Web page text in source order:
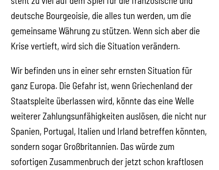
deutsche Bourgeoisie, die alles tun werden, um die
gemeinsame Währung zu stützen. Wenn sich aber die
Krise vertieft, wird sich die Situation verändern.
Wir befinden uns in einer sehr ernsten Situation für
ganz Europa. Die Gefahr ist, wenn Griechenland der
Staatspleite überlassen wird, könnte das eine Welle
weiterer Zahlungsunfähigkeiten auslösen, die nicht nur
Spanien, Portugal, Italien und Irland betreffen könnten,
sondern sogar Großbritannien. Das würde zum
sofortigen Zusammenbruch der jetzt schon kraftlosen